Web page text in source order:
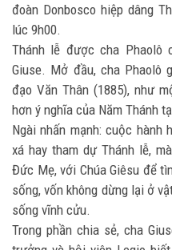
đoàn Donbosco hiệp dâng
lúc 9h00.
Thánh lễ được cha
Giuse. Mở đầu, cha
đạo Văn Thân (1885), như
hơn ý nghĩa của Năm Thánh
Ngài nhấn mạnh: cuộc hành
xá hay tham dự Thánh lễ,
Đức Mẹ, với Chúa Giêsu để
sống, vốn không dừng lại ở
sống vĩnh cửu.
Trong phần chia sẻ, cha